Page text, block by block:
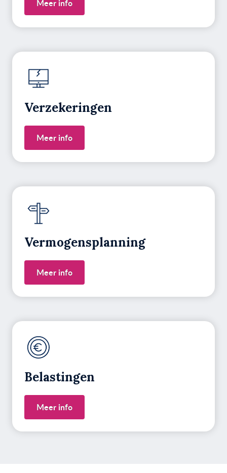
Meer info
Verzekeringen
Meer info
Vermogens­planning
Meer info
Belastingen
Meer info